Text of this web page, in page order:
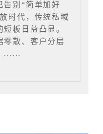
告别“简单加好
时代，传统私域
板日益凸显。
零散、客户分层
......